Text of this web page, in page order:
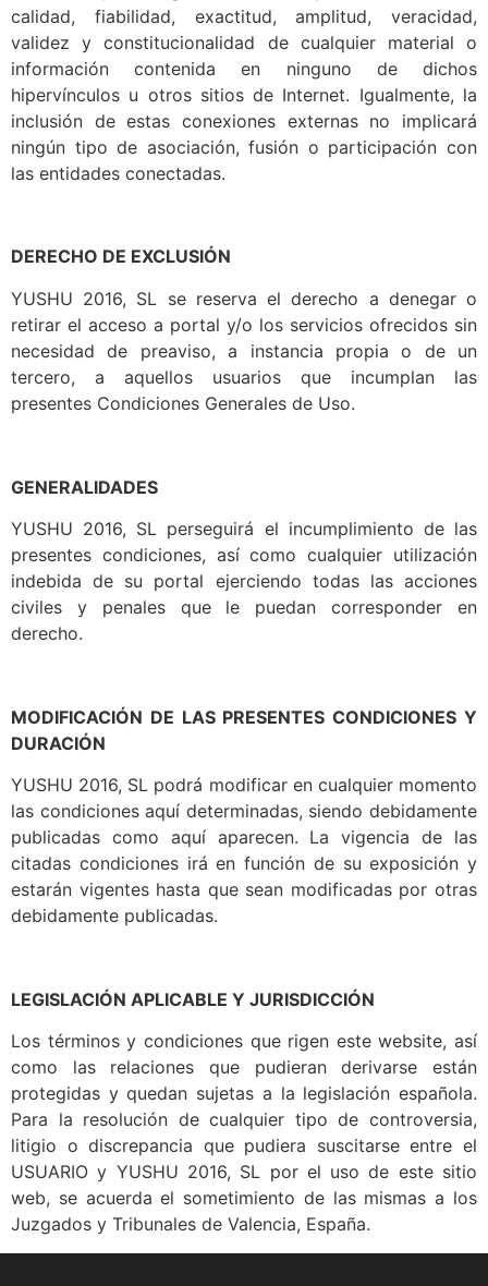
calidad, fiabilidad, exactitud, amplitud, veracidad,
validez y constitucionalidad de cualquier material o
información contenida en ninguno de dichos
hipervínculos u otros sitios de Internet. Igualmente, la
inclusión de estas conexiones externas no implicará
ningún tipo de asociación, fusión o participación con
las entidades conectadas.
DERECHO DE EXCLUSIÓN
YUSHU 2016, SL se reserva el derecho a denegar o
retirar el acceso a portal y/o los servicios ofrecidos sin
necesidad de preaviso, a instancia propia o de un
tercero, a aquellos usuarios que incumplan las
presentes Condiciones Generales de Uso.
GENERALIDADES
YUSHU 2016, SL perseguirá el incumplimiento de las
presentes condiciones, así como cualquier utilización
indebida de su portal ejerciendo todas las acciones
civiles y penales que le puedan corresponder en
derecho.
MODIFICACIÓN DE LAS PRESENTES CONDICIONES Y
DURACIÓN
YUSHU 2016, SL podrá modificar en cualquier momento
las condiciones aquí determinadas, siendo debidamente
publicadas como aquí aparecen. La vigencia de las
citadas condiciones irá en función de su exposición y
estarán vigentes hasta que sean modificadas por otras
debidamente publicadas.
LEGISLACIÓN APLICABLE Y JURISDICCIÓN
Los términos y condiciones que rigen este website, así
como las relaciones que pudieran derivarse están
protegidas y quedan sujetas a la legislación española.
Para la resolución de cualquier tipo de controversia,
litigio o discrepancia que pudiera suscitarse entre el
USUARIO y YUSHU 2016, SL por el uso de este sitio
web, se acuerda el sometimiento de las mismas a los
Juzgados y Tribunales de Valencia, España.